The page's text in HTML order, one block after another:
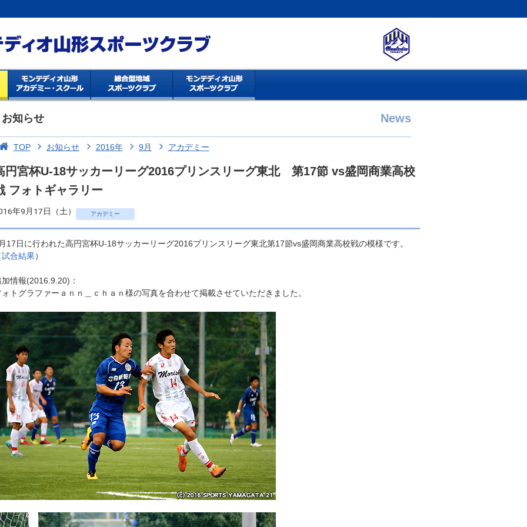
お知らせ News
TOP お知らせ 2016年 9月 アカデミー
円宮杯U-18サッカーリーグ2016プリンスリーグ東北 第17節 vs盛岡商業高校
フォトギャラリー
年9月17日（土） アカデミー
17日に行われた高円宮杯U-18サッカーリーグ2016プリンスリーグ東北第17節vs盛岡商業高校戦の模様です。
試合結果）
加情報(2016.9.20)：
ォトグラファーａｎｎ＿ｃｈａｎ様の写真を合わせて掲載させていただきました。